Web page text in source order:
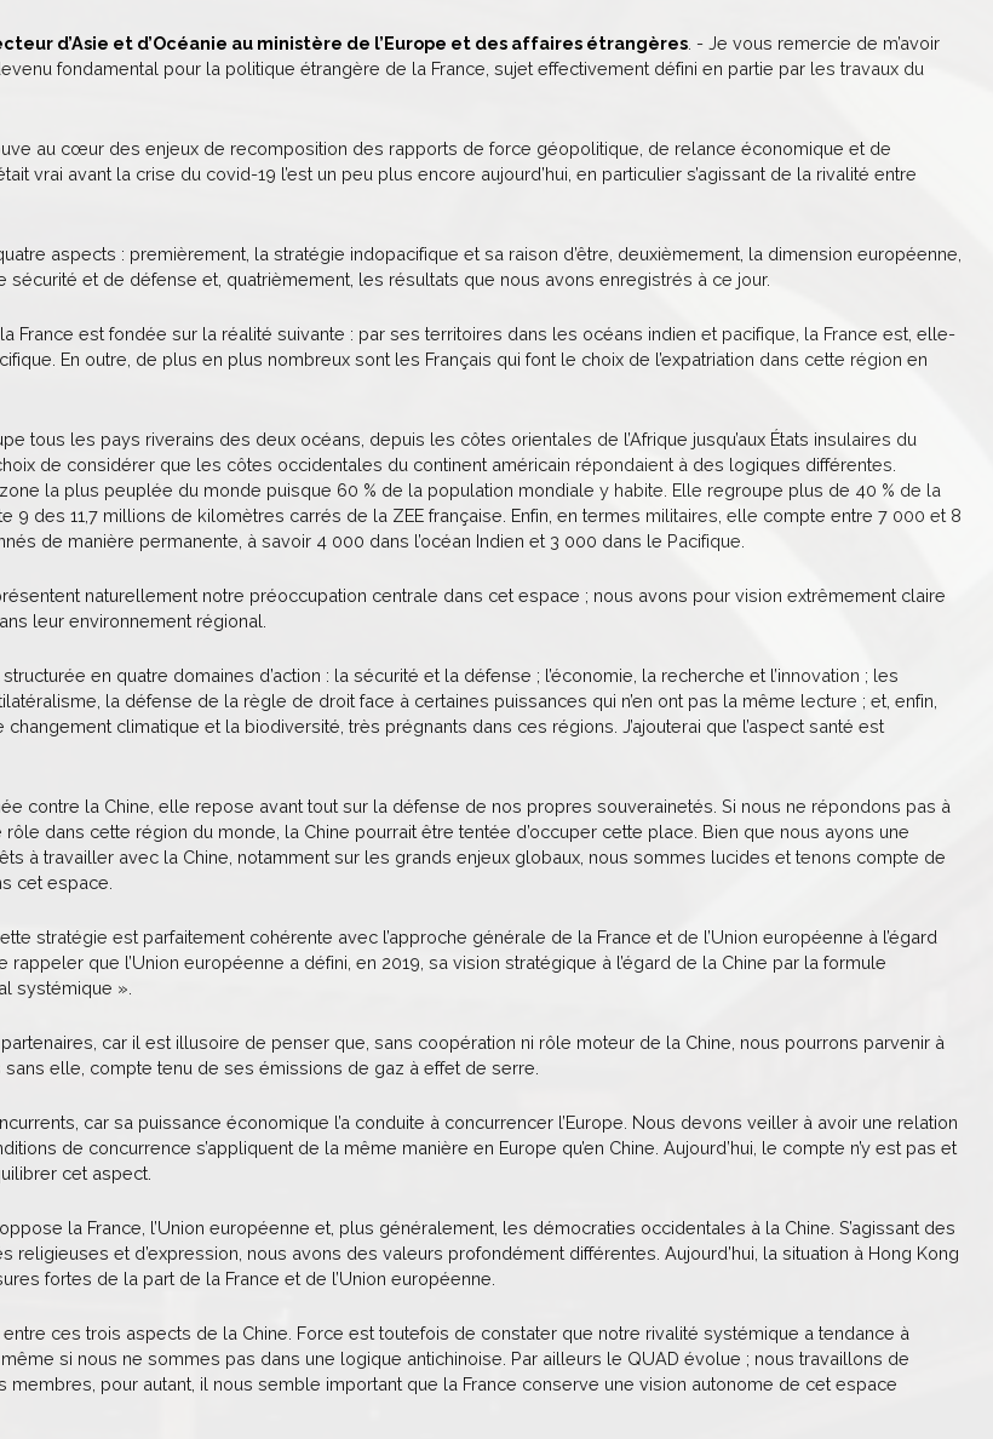
d’Asie et d’Océanie au ministère de l’Europe et des affaires étrangères . - Je vous remercie de m’avoir
fondamental pour la politique étrangère de la France, sujet effectivement défini en partie par les travaux du
au cœur des enjeux de recomposition des rapports de force géopolitique, de relance économique et de
vrai avant la crise du covid-19 l’est un peu plus encore aujourd’hui, en particulier s’agissant de la rivalité entre
aspects : premièrement, la stratégie indopacifique et sa raison d’être, deuxièmement, la dimension européenne,
et de défense et, quatrièmement, les résultats que nous avons enregistrés à ce jour.
France est fondée sur la réalité suivante : par ses territoires dans les océans indien et pacifique, la France est, elle-
En outre, de plus en plus nombreux sont les Français qui font le choix de l’expatriation dans cette région en
tous les pays riverains des deux océans, depuis les côtes orientales de l’Afrique jusqu’aux États insulaires du
de considérer que les côtes occidentales du continent américain répondaient à des logiques différentes.
la plus peuplée du monde puisque 60 % de la population mondiale y habite. Elle regroupe plus de 40 % de la
9 des 11,7 millions de kilomètres carrés de la ZEE française. Enfin, en termes militaires, elle compte entre 7 000 et 8
de manière permanente, à savoir 4 000 dans l’océan Indien et 3 000 dans le Pacifique.
naturellement notre préoccupation centrale dans cet espace ; nous avons pour vision extrêmement claire
leur environnement régional.
en quatre domaines d’action : la sécurité et la défense ; l’économie, la recherche et l’innovation ; les
la défense de la règle de droit face à certaines puissances qui n’en ont pas la même lecture ; et, enfin,
climatique et la biodiversité, très prégnants dans ces régions. J’ajouterai que l’aspect santé est
contre la Chine, elle repose avant tout sur la défense de nos propres souverainetés. Si nous ne répondons pas à
dans cette région du monde, la Chine pourrait être tentée d’occuper cette place. Bien que nous ayons une
à travailler avec la Chine, notamment sur les grands enjeux globaux, nous sommes lucides et tenons compte de
cet espace.
stratégie est parfaitement cohérente avec l’approche générale de la France et de l’Union européenne à l’égard
rappeler que l’Union européenne a défini, en 2019, sa vision stratégique à l’égard de la Chine par la formule
systémique ».
car il est illusoire de penser que, sans coopération ni rôle moteur de la Chine, nous pourrons parvenir à
elle, compte tenu de ses émissions de gaz à effet de serre.
car sa puissance économique l’a conduite à concurrencer l’Europe. Nous devons veiller à avoir une relation
de concurrence s’appliquent de la même manière en Europe qu’en Chine. Aujourd’hui, le compte n’y est pas et
cet aspect.
la France, l’Union européenne et, plus généralement, les démocraties occidentales à la Chine. S’agissant des
religieuses et d’expression, nous avons des valeurs profondément différentes. Aujourd’hui, la situation à Hong Kong
fortes de la part de la France et de l’Union européenne.
ces trois aspects de la Chine. Force est toutefois de constater que notre rivalité systémique a tendance à
si nous ne sommes pas dans une logique antichinoise. Par ailleurs le QUAD évolue ; nous travaillons de
membres, pour autant, il nous semble important que la France conserve une vision autonome de cet espace